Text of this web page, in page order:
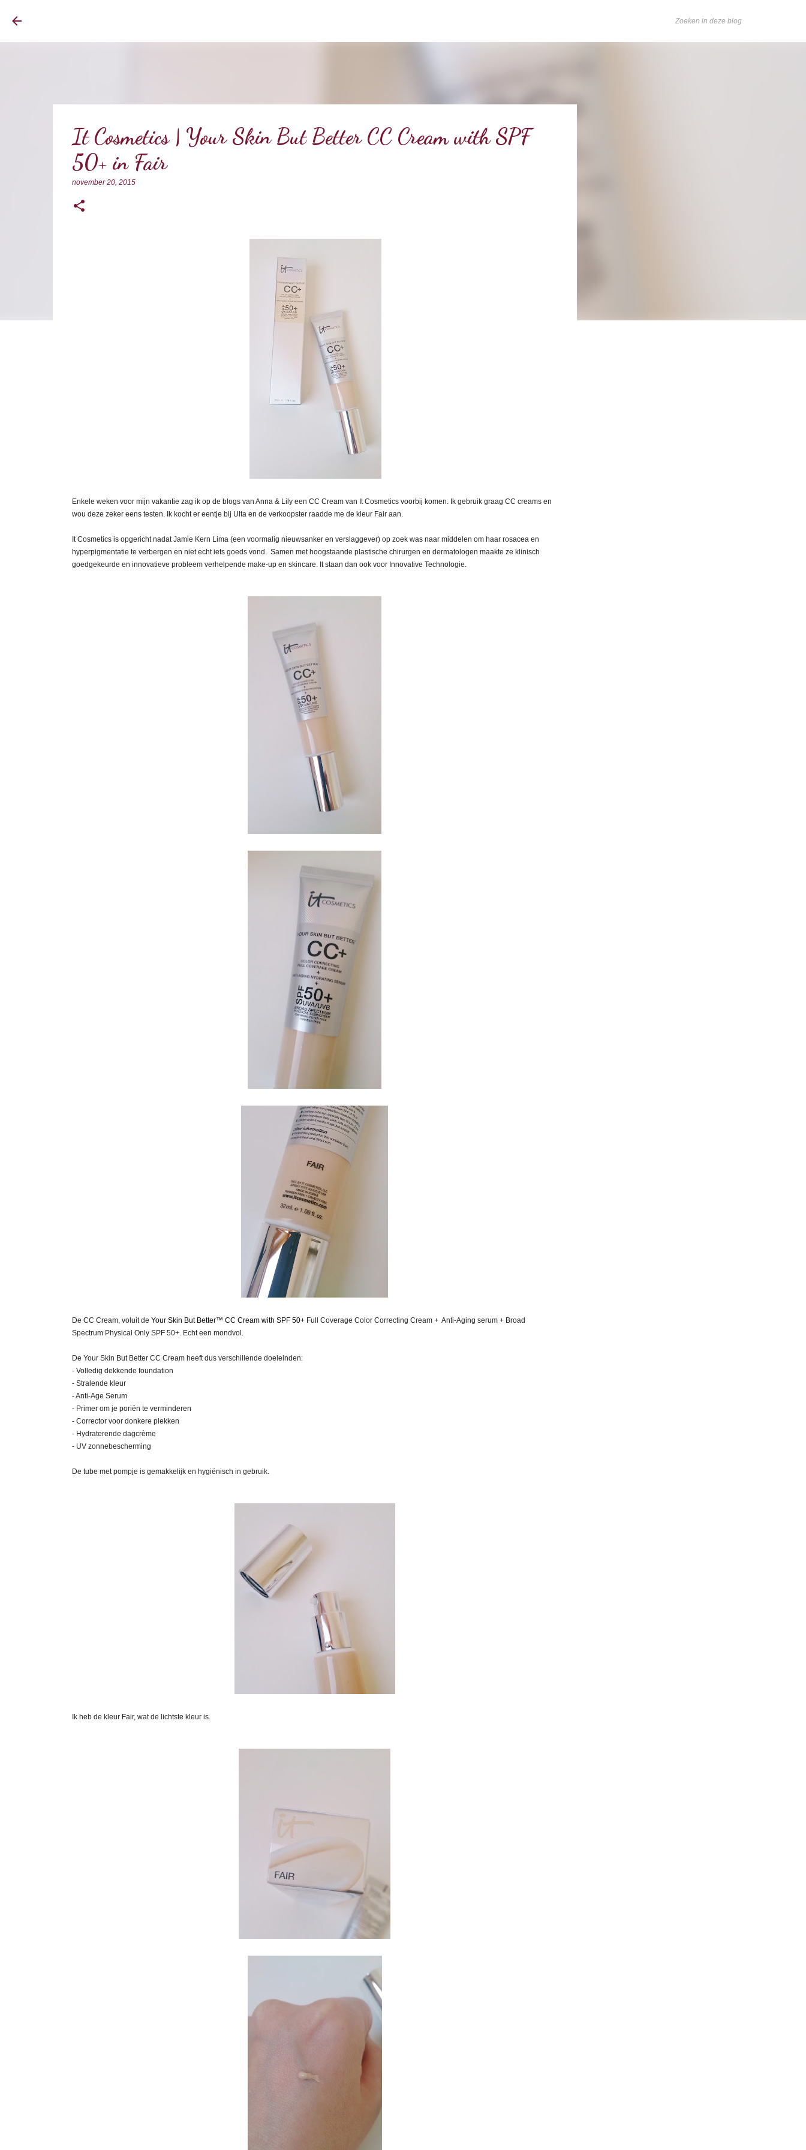
It Cosmetics | Your Skin But Better CC Cream with SPF
50+ in Fair
november 20, 2015
Enkele weken voor mijn vakantie zag ik op de blogs van Anna & Lily een CC Cream van It Cosmetics voorbij komen. Ik gebruik graag CC creams en
wou deze zeker eens testen. Ik kocht er eentje bij Ulta en de verkoopster raadde me de kleur Fair aan.
It Cosmetics is opgericht nadat Jamie Kern Lima (een voormalig nieuwsanker en verslaggever) op zoek was naar middelen om haar rosacea en
hyperpigmentatie te verbergen en niet echt iets goeds vond. Samen met hoogstaande plastische chirurgen en dermatologen maakte ze klinisch
goedgekeurde en innovatieve probleem verhelpende make-up en skincare. It staan dan ook voor Innovative Technologie.
De CC Cream, voluit de Your Skin But Better™ CC Cream with SPF 50+Full Coverage Color Correcting Cream + Anti-Aging serum + Broad
Spectrum Physical Only SPF 50+. Echt een mondvol.
De Your Skin But Better CC Cream heeft dus verschillende doeleinden:
- Volledig dekkende foundation
- Stralende kleur
- Anti-Age Serum
- Primer om je poriën te verminderen
- Corrector voor donkere plekken
- Hydraterende dagcrème
- UV zonnebescherming
De tube met pompje is gemakkelijk en hygiënisch in gebruik.
Ik heb de kleur Fair, wat de lichtste kleur is.